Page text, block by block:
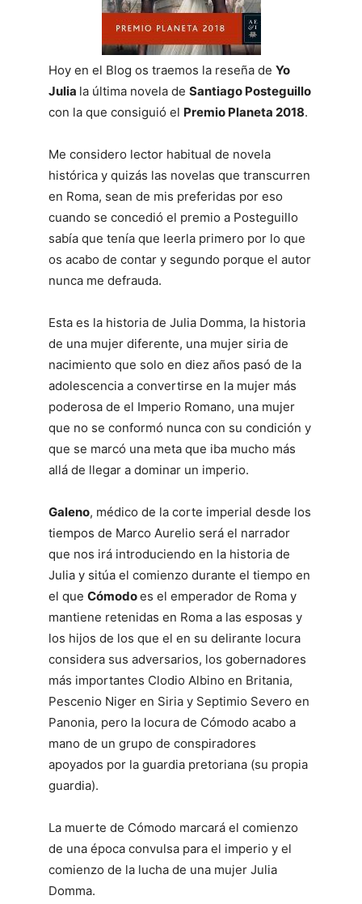
Hoy en el Blog os traemos la reseña de Yo
Julia la última novela de Santiago Posteguillo
con la que consiguió el Premio Planeta 2018.
Me considero lector habitual de novela
histórica y quizás las novelas que transcurren
en Roma, sean de mis preferidas por eso
cuando se concedió el premio a Posteguillo
sabía que tenía que leerla primero por lo que
os acabo de contar y segundo porque el autor
nunca me defrauda.
Esta es la historia de Julia Domma, la historia
de una mujer diferente, una mujer siria de
nacimiento que solo en diez años pasó de la
adolescencia a convertirse en la mujer más
poderosa de el Imperio Romano, una mujer
que no se conformó nunca con su condición y
que se marcó una meta que iba mucho más
allá de llegar a dominar un imperio.
Galeno, médico de la corte imperial desde los
tiempos de Marco Aurelio será el narrador
que nos irá introduciendo en la historia de
Julia y sitúa el comienzo durante el tiempo en
el que Cómodoes el emperador de Roma y
mantiene retenidas en Roma a las esposas y
los hijos de los que el en su delirante locura
considera sus adversarios, los gobernadores
más importantes Clodio Albino en Britania,
Pescenio Niger en Siria y Septimio Severo en
Panonia, pero la locura de Cómodo acabo a
mano de un grupo de conspiradores
apoyados por la guardia pretoriana (su propia
guardia).
La muerte de Cómodo marcará el comienzo
de una época convulsa para el imperio y el
comienzo de la lucha de una mujer Julia
Domma.